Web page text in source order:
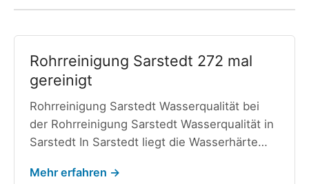
Rohrreinigung Sarstedt 272 mal
gereinigt
Rohrreinigung Sarstedt Wasserqualität bei
der Rohrreinigung Sarstedt Wasserqualität in
Sarstedt In Sarstedt liegt die Wasserhärte…
Mehr erfahren →